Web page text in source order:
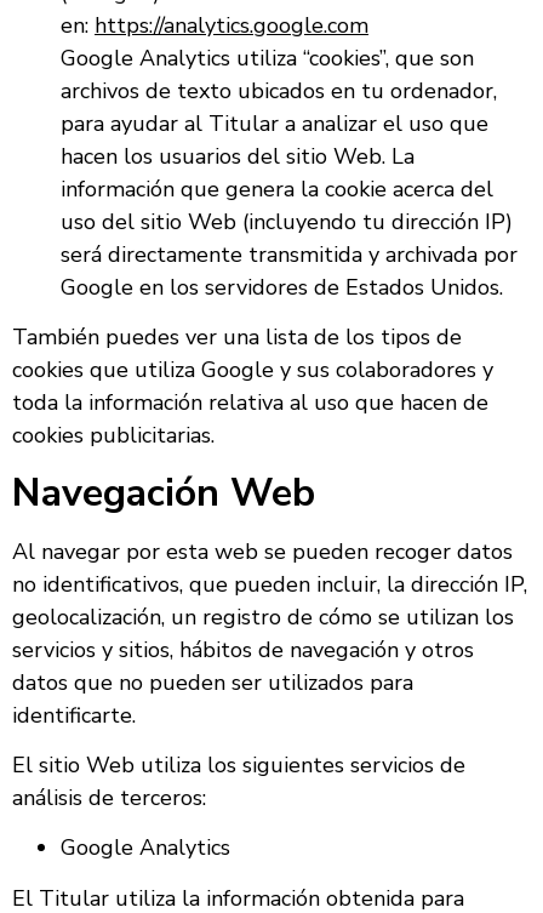
en: https://analytics.google.com
Google Analytics utiliza “cookies”, que son
archivos de texto ubicados en tu ordenador,
para ayudar al Titular a analizar el uso que
hacen los usuarios del sitio Web. La
información que genera la cookie acerca del
uso del sitio Web (incluyendo tu dirección IP)
será directamente transmitida y archivada por
Google en los servidores de Estados Unidos.
También puedes ver una lista de los tipos de
cookies que utiliza Google y sus colaboradores y
toda la información relativa al uso que hacen de
cookies publicitarias.
Navegación Web
Al navegar por esta web se pueden recoger datos
no identificativos, que pueden incluir, la dirección IP,
geolocalización, un registro de cómo se utilizan los
servicios y sitios, hábitos de navegación y otros
datos que no pueden ser utilizados para
identificarte.
El sitio Web utiliza los siguientes servicios de
análisis de terceros:
Google Analytics
El Titular utiliza la información obtenida para